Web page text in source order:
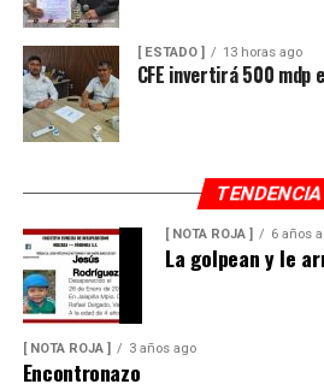
[ ESTADO ] 13 horas ago
CFE invertirá 500 mdp
TENDENCIA
[ NOTA ROJA ] 6 años
La golpean y le
[ NOTA ROJA ] 3 años ago
Encontronazo